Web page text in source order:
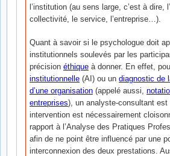
l’institution (au sens large, c’est à dire,
collectivité, le service, l’entreprise…).
Quant à savoir si le psychologue doit
institutionnels soulevés par les
précision éthique à donner. En effet,
institutionnelle (AI) ou un diagnostic de
d’une organisation (appelé aussi,
entreprises), un analyste-consultant est
intervention est nécessairement
rapport à l’Analyse des Pratiques
afin de ne point être influencé par une
interconnexion des deux prestations.